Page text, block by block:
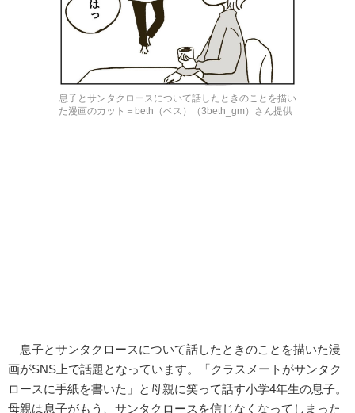
息子とサンタクロースについて話したときのことを描い
た漫画のカット＝beth（ベス）（3beth_gm）さん提供
息子とサンタクロースについて話したときのことを描いた漫
画がSNS上で話題となっています。「クラスメートがサンタク
ロースに手紙を書いた」と母親に笑って話す小学4年生の息子。
母親は息子がもう、サンタクロースを信じなくなってしまった